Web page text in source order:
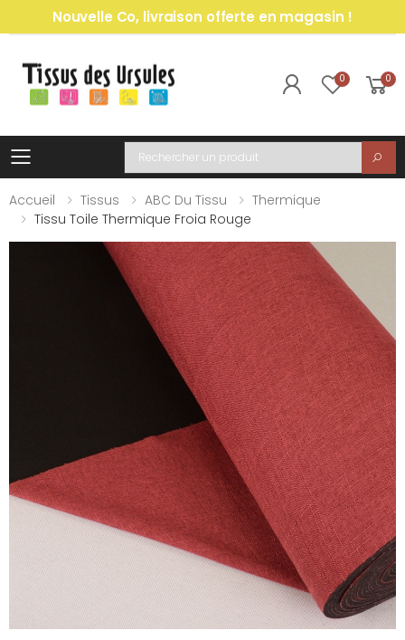
Nouvelle Co, livraison offerte en magasin !
0 0
Toggle mobile menu
Recherche
Accueil
Tissus ABC Du Tissu
Thermique
Tissu Toile Thermique Froia Rouge